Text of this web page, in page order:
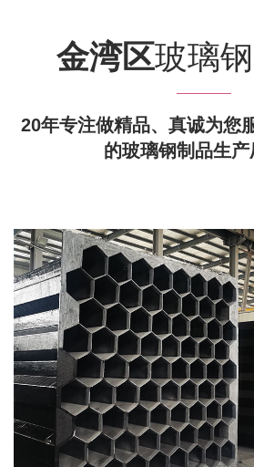
金湾区玻璃
20年专注做精品、真诚为
的玻璃钢制品生产